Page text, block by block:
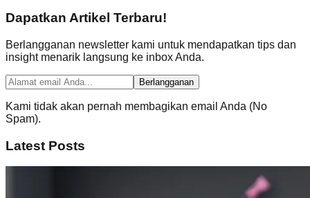
Dapatkan Artikel Terbaru!
Berlangganan newsletter kami untuk mendapatkan tips dan
insight menarik langsung ke inbox Anda.
Berlangganan
Kami tidak akan pernah membagikan email Anda (No
Spam).
Latest Posts